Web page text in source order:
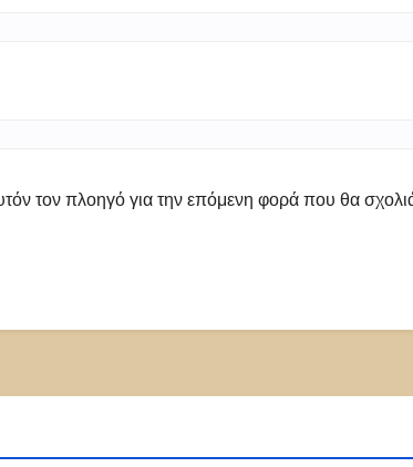
τον πλοηγό για την επόμενη φορά που θα